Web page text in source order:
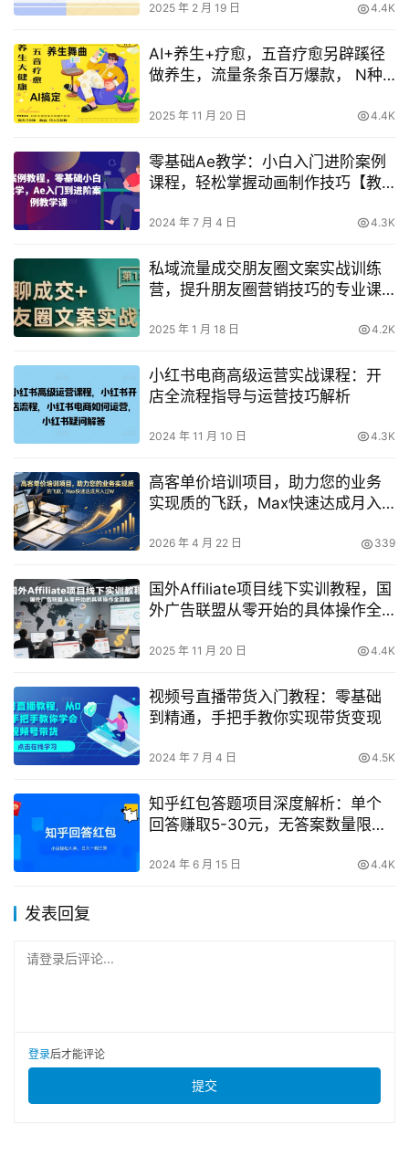
2025 年 2 月 19 日 4.4K
AI+养生+疗愈，五音疗愈另辟蹊径
做养生，流量条条百万爆款， N种
2025 年 11 月 20 日 4.4K
零基础Ae教学：小白入门进阶案例
课程，轻松掌握动画制作技巧【教
2024 年 7 月 4 日 4.3K
私域流量成交朋友圈文案实战训练
营，提升朋友圈营销技巧的专业课
2025 年 1 月 18 日 4.2K
小红书电商高级运营实战课程：开
店全流程指导与运营技巧解析
2024 年 11 月 10 日 4.3K
高客单价培训项目，助力您的业务
实现质的飞跃，Max快速达成月入
2026 年 4 月 22 日 339
国外Affiliate项目线下实训教程，国
外广告联盟从零开始的具体操作全
2025 年 11 月 20 日 4.4K
视频号直播带货入门教程：零基础
到精通，手把手教你实现带货变现
2024 年 7 月 4 日 4.5K
知乎红包答题项目深度解析：单个
回答赚取5-30元，无答案数量限
2024 年 6 月 15 日 4.4K
发表回复
请登录后评论...
登录后才能评论
提交